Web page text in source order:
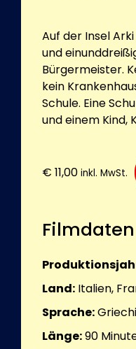
Auf der Insel
und
Bürgermeister.
kein
Schule. Eine
und einem Kind,
€ 11,00 inkl. MwSt.
Filmdaten
Land: Italien,
Sprache:
Länge:90